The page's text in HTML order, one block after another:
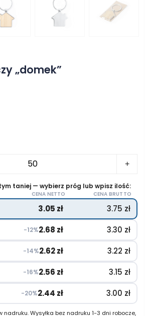
„domek”
+
taniej — wybierz próg lub wpisz ilość:
CENA NETTO CENA BRUTTO
3.05 zł 3.75 zł
−12%2.68 zł 3.30 zł
−14%2.62zł 3.22 zł
−16%2.56 zł 3.15 zł
−20%2.44 zł 3.00 zł
nadruku. Wysyłka bez nadruku 1-3 dni robocze,